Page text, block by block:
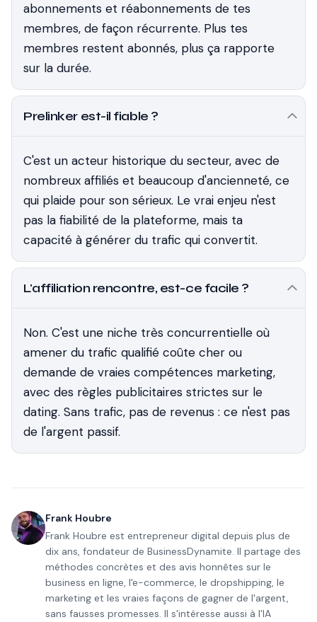
abonnements et réabonnements de tes
membres, de façon récurrente. Plus tes
membres restent abonnés, plus ça rapporte
sur la durée.
Prelinker est-il fiable ?
C'est un acteur historique du secteur, avec de
nombreux affiliés et beaucoup d'ancienneté, ce
qui plaide pour son sérieux. Le vrai enjeu n'est
pas la fiabilité de la plateforme, mais ta
capacité à générer du trafic qui convertit.
L'affiliation rencontre, est-ce facile ?
Non. C'est une niche très concurrentielle où
amener du trafic qualifié coûte cher ou
demande de vraies compétences marketing,
avec des règles publicitaires strictes sur le
dating. Sans trafic, pas de revenus : ce n'est pas
de l'argent passif.
Frank Houbre
Frank Houbre est entrepreneur digital depuis plus de
dix ans, fondateur de BusinessDynamite. Il partage des
méthodes concrètes et des avis honnêtes sur le
business en ligne, l'e-commerce, le dropshipping, le
marketing et les vraies façons de gagner de l'argent,
sans fausses promesses. Il s'intéresse aussi à l'IA